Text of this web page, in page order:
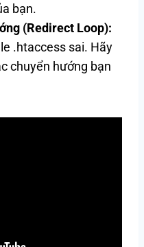
bạn.
(Redirect Loop):
.htaccess sai. Hãy
chuyển hướng bạn